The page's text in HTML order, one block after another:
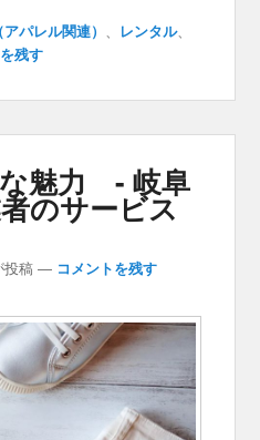
パレル関連） 、 レンタル、
残す
魅力 - 岐阜
のサービス
投稿 — コメントを残す